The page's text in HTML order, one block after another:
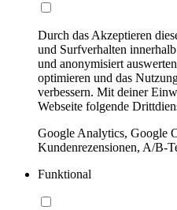
Durch das Akzeptieren
und Surfverhalten
und anonymisiert
optimieren und das
verbessern. Mit deiner
Webseite folgende
Google Analytics, Google
Kundenrezensionen, A/B-
Funktional